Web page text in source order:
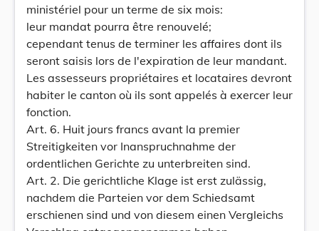
ministériel pour un terme de six mois:
leur mandat pourra être renouvelé;
cependant tenus de terminer les affaires dont ils
seront saisis lors de l'expiration de leur mandant.
Les assesseurs propriétaires et locataires devront
habiter le canton où ils sont appelés à exercer leur
fonction.
Art. 6. Huit jours francs avant la premier
Streitigkeiten vor Inanspruchnahme der
ordentlichen Gerichte zu unterbreiten sind.
Art. 2. Die gerichtliche Klage ist erst zulässig,
nachdem die Parteien vor dem Schiedsamt
erschienen sind und von diesem einen Vergleichs